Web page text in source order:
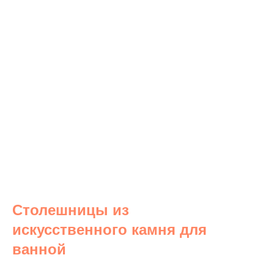
Столешницы из
искусственного камня для
ванной